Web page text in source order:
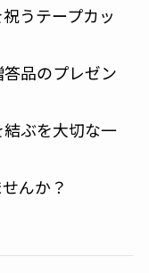
うテープカッ
品のプレゼン
ぶを大切な一
んか？